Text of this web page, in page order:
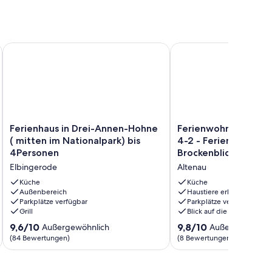
Ferienhaus
in
Drei-
Annen-
Hohne
(
mitten
im
Nationalpark)
bis
4Personen
Elbingerode
Ferienhaus in Drei-Annen-Hohne
( mitten im Nationalpark) bis
4Personen
Elbingerode
Küche
Außenbereich
Parkplätze verfügbar
Grill
9.6
von
10,
9,6/10 Außergewöhnlich
(84 Bewertungen)
Ferienhaus in Drei-Annen-Hohne ( mitten im Nationalpark)
Ferienwohnung
Brockenblick
F-
II-
4-
2
-
Ferienwohnung
Brockenblick
Altenau
Ferienwohnung
4-2 -
Brockenblick
Altenau
Küche
Haustiere erlaubt
Parkplätze verfügbar
Blick auf die Berge
9.8
von
10,
9,8/10
(8 Bewertungen)
Ferienwohnung